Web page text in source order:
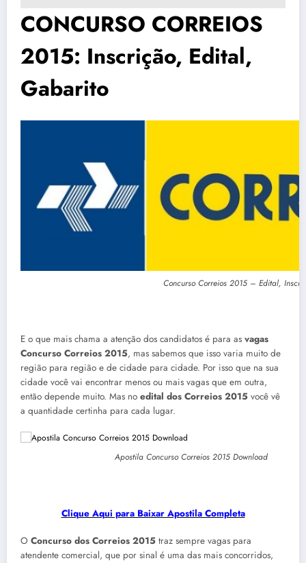
CONCURSO CORREIOS
2015: Inscrição, Edital,
Gabarito
Concurso Correios 2015 – Edital,
E o que mais chama a atenção dos candidatos é para as vagas
Concurso Correios 2015, mas sabemos que isso varia muito de
região para região e de cidade para cidade. Por isso que na sua
cidade você vai encontrar menos ou mais vagas que em outra,
então depende muito. Mas no edital dos Correios 2015 você vê
a quantidade certinha para cada lugar.
Apostila Concurso Correios 2015 Download
Clique Aqui para Baixar Apostila Completa
O Concurso dos Correios 2015 traz sempre vagas para
atendente comercial, que por sinal é uma das mais concorridos,